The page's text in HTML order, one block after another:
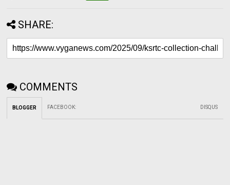
SHARE:
COMMENTS
BLOGGER FACEBOOK: DISQUS